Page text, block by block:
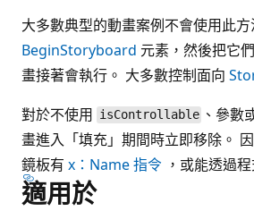
大多數典型的動畫案例不會使用此
BeginStoryboard 元素，然後把它
畫接著會執行。 大多數控制面向
對於不使用 isControllable 、參數
畫進入「填充」期間時立即移除。
鏡板有 x：Name 指令 ，或能透過
適用於